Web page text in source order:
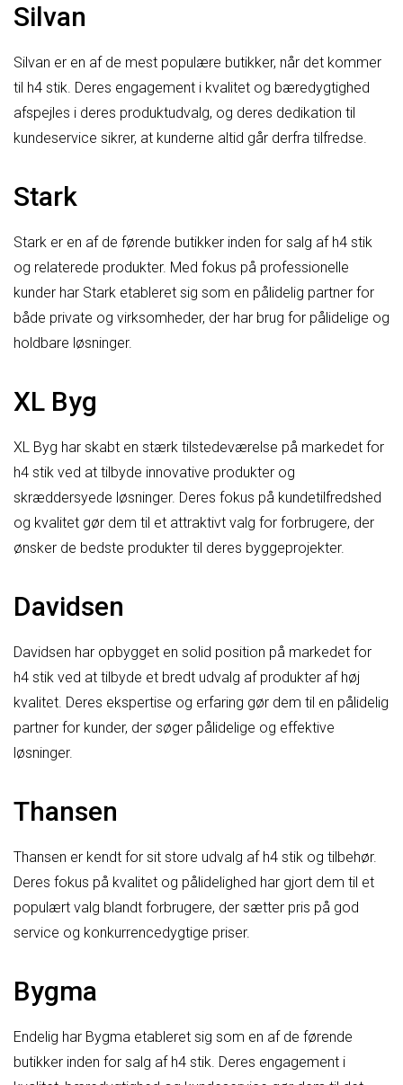
Silvan
Silvan er en af de mest populære butikker, når det kommer
til h4 stik. Deres engagement i kvalitet og bæredygtighed
afspejles i deres produktudvalg, og deres dedikation til
kundeservice sikrer, at kunderne altid går derfra tilfredse.
Stark
Stark er en af de førende butikker inden for salg af h4 stik
og relaterede produkter. Med fokus på professionelle
kunder har Stark etableret sig som en pålidelig partner for
både private og virksomheder, der har brug for pålidelige og
holdbare løsninger.
XL Byg
XL Byg har skabt en stærk tilstedeværelse på markedet for
h4 stik ved at tilbyde innovative produkter og
skræddersyede løsninger. Deres fokus på kundetilfredshed
og kvalitet gør dem til et attraktivt valg for forbrugere, der
ønsker de bedste produkter til deres byggeprojekter.
Davidsen
Davidsen har opbygget en solid position på markedet for
h4 stik ved at tilbyde et bredt udvalg af produkter af høj
kvalitet. Deres ekspertise og erfaring gør dem til en pålidelig
partner for kunder, der søger pålidelige og effektive
løsninger.
Thansen
Thansen er kendt for sit store udvalg af h4 stik og tilbehør.
Deres fokus på kvalitet og pålidelighed har gjort dem til et
populært valg blandt forbrugere, der sætter pris på god
service og konkurrencedygtige priser.
Bygma
Endelig har Bygma etableret sig som en af de førende
butikker inden for salg af h4 stik. Deres engagement i